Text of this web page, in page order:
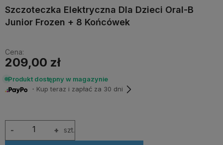
Szczoteczka Elektryczna Dla Dzieci Oral-B
Junior Frozen + 8 Końcówek
Cena:
209,00 zł
Produkt dostępny w magazynie
・Kup teraz i zapłać za 30 dni
+
- szt.